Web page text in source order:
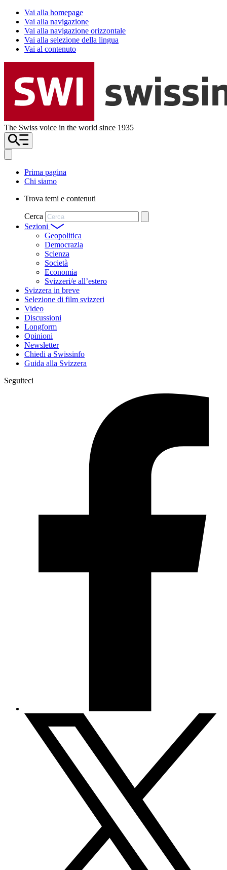
Vai alla homepage
Vai alla navigazione
Vai alla navigazione orizzontale
Vai alla selezione della lingua
Vai al contenuto
The Swiss voice in the world since 1935
Prima pagina
Chi siamo
Trova temi e contenuti
Cerca
Sezioni
Geopolitica
Democrazia
Scienza
Società
Economia
Svizzeri/e all’estero
Svizzera in breve
Selezione di film svizzeri
Video
Discussioni
Longform
Opinioni
Newsletter
Chiedi a Swissinfo
Guida alla Svizzera
Seguiteci